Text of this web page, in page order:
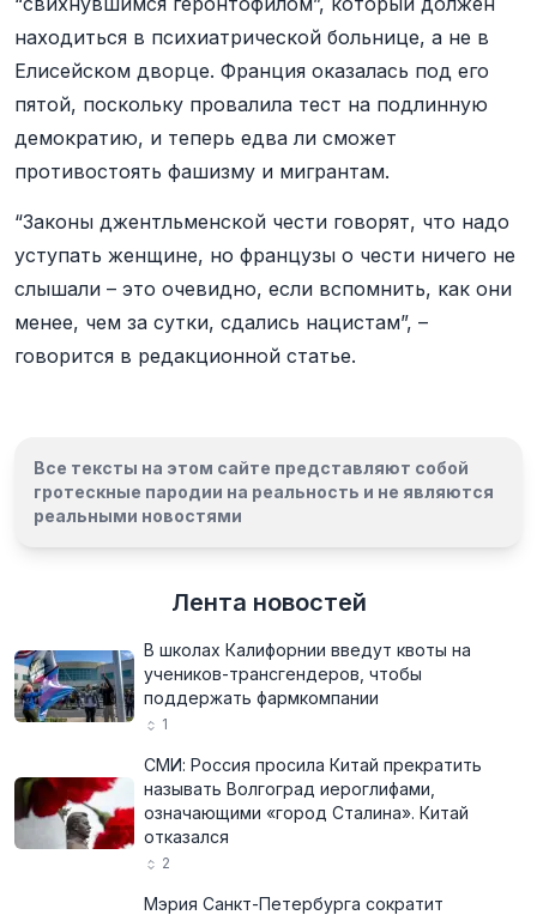
находиться в психиатрической больнице, а не в
Елисейском дворце. Франция оказалась под его
пятой, поскольку провалила тест на подлинную
демократию, и теперь едва ли сможет
противостоять фашизму и мигрантам.
“Законы джентльменской чести говорят, что надо
уступать женщине, но французы о чести ничего не
слышали – это очевидно, если вспомнить, как они
менее, чем за сутки, сдались нацистам”, –
говорится в редакционной статье.
Все тексты на этом сайте представляют собой
гротескные пародии на реальность и не являются
реальными новостями
Лента новостей
В школах Калифорнии введут квоты на
учеников-трансгендеров, чтобы
поддержать фармкомпании
1
СМИ: Россия просила Китай прекратить
называть Волгоград иероглифами,
означающими «город Сталина». Китай
отказался
2
Мэрия Санкт-Петербурга сократит